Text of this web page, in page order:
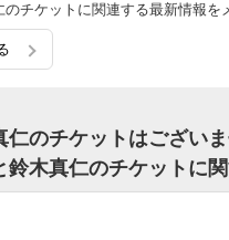
チケットに関連する最新情報を
のチケットはございま
木真仁のチケットに